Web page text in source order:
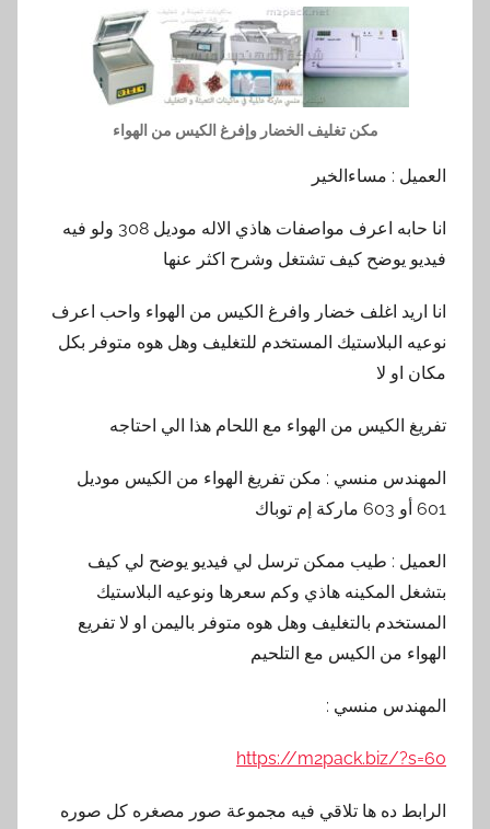
مكن تغليف الخضار وإفرغ الكيس من الهواء
العميل : مساءالخير
انا حابه اعرف مواصفات هاذي الاله موديل 308 ولو فيه
فيديو يوضح كيف تشتغل وشرح اكثر عنها
انا اريد اغلف خضار وافرغ الكيس من الهواء واحب اعرف
نوعيه البلاستيك المستخدم للتغليف وهل هوه متوفر بكل
مكان او لا
تفريغ الكيس من الهواء مع اللحام هذا الي احتاجه
المهندس منسي : مكن تفريغ الهواء من الكيس موديل
601 أو 603 ماركة إم توباك
العميل : طيب ممكن ترسل لي فيديو يوضح لي كيف
بتشغل المكينه هاذي وكم سعرها ونوعيه البلاستيك
المستخدم بالتغليف وهل هوه متوفر باليمن او لا تفريع
الهواء من الكيس مع التلحيم
المهندس منسي :
https://m2pack.biz/?s=60
الرابط ده ها تلاقي فيه مجموعة صور مصغره كل صوره